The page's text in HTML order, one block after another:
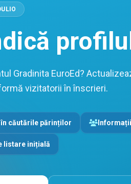
Gradinita EuroEd?
vizitatorii în înscrieri.
căutările părinților
listare inițială